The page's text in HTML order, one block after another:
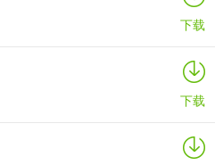
下载
下载